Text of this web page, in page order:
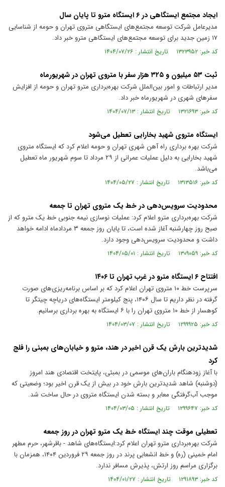
ایجاد مجتمع ایستگاهی در ۶ ایستگاه مترو تا پایان سال
مدیرعامل شرکت توسعه مجتمع‌های ایستگاهی متروی تهران و حومه از شناسایی
۱۷ زمین جدید برای توسعه مجتمع‌های ایستگاهی مترو خبر داد.
کد خبر: ۱۳۲۳۹۵۲ تاریخ انتشار : ۱۴۰۴/۰۷/۲۶
ثبت ۵۳ میلیون و ۳۲۵ هزار سفر با متروی تهران در شهریورماه
مدیر ارتباطات و امور بین‌الملل شرکت بهره‌برداری مترو تهران و حومه از افزایش
سفر‌های شهری در شهریورماه خبر داد.
کد خبر: ۱۳۲۱۶۹۳ تاریخ انتشار : ۱۴۰۴/۰۷/۱۳
ایستگاه متروی شهید بخارایی تعطیل می‌شود
شرکت بهره برداری راه آهن شهری تهران و حومه اعلام کرد که ایستگاه متروی
شهید بخارایی به دلیل عملیات عمرانی از ۲۹ مرداد تا سوم شهریور ماه تعطیل
می‌باشد.
کد خبر: ۱۳۱۳۵۱۶ تاریخ انتشار : ۱۴۰۴/۰۵/۲۷
محدودیت سرویس‌دهی در خط یک متروی تهران تا جمعه
شرکت بهره‌برداری مترو اعلام کرد: عملیات نوسازی نیمه جنوبی خط یک مترو که از
صبح روز چهارشنبه آغاز شده است، تا پایان روز جمعه ۳ مردادماه ادامه خواهد
داشت و محدودیت سرویس‌دهی وجود دارد.
کد خبر: ۱۳۰۹۰۵۹ تاریخ انتشار : ۱۴۰۴/۰۵/۰۱
افتتاح ۶ ایستگاه مترو در غرب تهران تا ۱۴۰۶
سرپرست خط ۱۰ متروی تهران اعلام‌ کرد که بر اساس برنامه‌ریزی‌های صورت
گرفته در نظر داریم تا سال ۱۴۰۶، پنج کیلومتر ایستگاه‌های دریاچه چیتگر تا
کوهسار از خط ۱۰ متروی تهران را با ۶ ایستگاه به بهره برداری برسانیم.
کد خبر: ۱۲۹۹۹۲۵ تاریخ انتشار : ۱۴۰۴/۰۳/۰۷
شدیدترین بارش یک قرن اخیر در هند، مترو و خیابان‌های بمبئی را فلج
کرد
با آغاز زودهنگام باران‌های موسمی در بمبئی، پایتخت اقتصادی هند امروز
(دوشنبه) شاهد شدیدترین بارش خود در بیش از یک قرن اخیر بود؛ وضعیتی که
موجب آب‌گرفتگی معابر و بسته شدن ایستگاه متروی در حال ساخت شد.
کد خبر: ۱۲۹۹۶۴۷ تاریخ انتشار : ۱۴۰۴/۰۳/۰۵
تعطیلی موقت چند ایستگاه خط یک مترو تهران در روز جمعه
شرکت بهره‌برداری مترو تهران اعلام کرد:ایستگاه‌های شاهد - باقرشهر، حرم مطهر
امام خمینی (ره) و خط انشعابی پرند در روز جمعه ۲۹ فروردین ۱۴۰۴، همزمان با
برگزاری مراسم روز ارتش، پذیرش مسافر ندارد.
کد خبر: ۱۲۹۱۸۹۳ تاریخ انتشار : ۱۴۰۴/۰۱/۲۷